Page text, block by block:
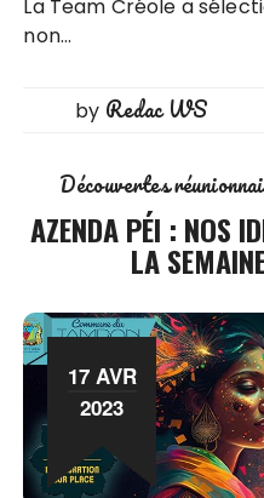
La Team Créole a
non…
by Redac WS
Découvertes
AZENDA PÉI : NOS
LA
17 AVR
2023